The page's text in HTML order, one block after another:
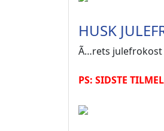
HUSK
Ã…rets julefrokost
PS: SIDSTE